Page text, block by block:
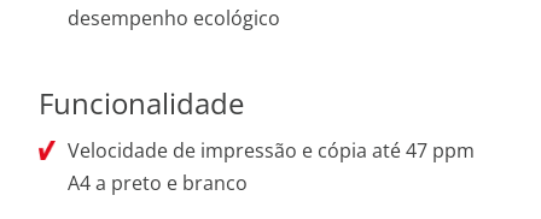
desempenho ecológico
Funcionalidade
Velocidade de impressão e cópia até 47 ppm
A4 a preto e branco